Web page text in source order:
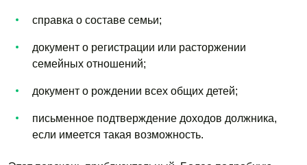
справка о составе семьи;
документ о регистрации или расторжении
семейных отношений;
документ о рождении всех общих детей;
письменное подтверждение доходов должника,
если имеется такая возможность.